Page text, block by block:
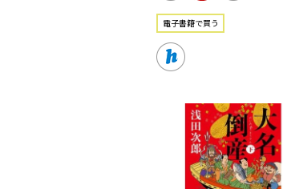
電⼦書籍で買う